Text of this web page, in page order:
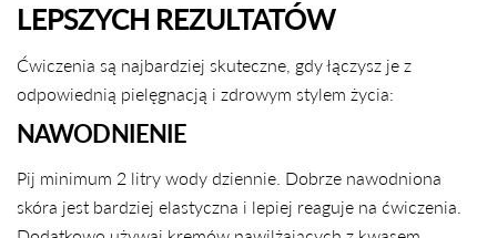
LEPSZYCH REZULTATÓW
Ćwiczenia są najbardziej skuteczne, gdy łączysz je z
odpowiednią pielęgnacją i zdrowym stylem życia:
NAWODNIENIE
Pij minimum 2 litry wody dziennie. Dobrze nawodniona
skóra jest bardziej elastyczna i lepiej reaguje na ćwiczenia.